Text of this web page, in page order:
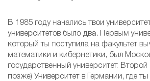
В 1985 году начались твои
университетов было два. Первым
который ты поступила на факультет
математики и кибернетики, был
государственный университет. Второй
позже) Университет в Германии, где